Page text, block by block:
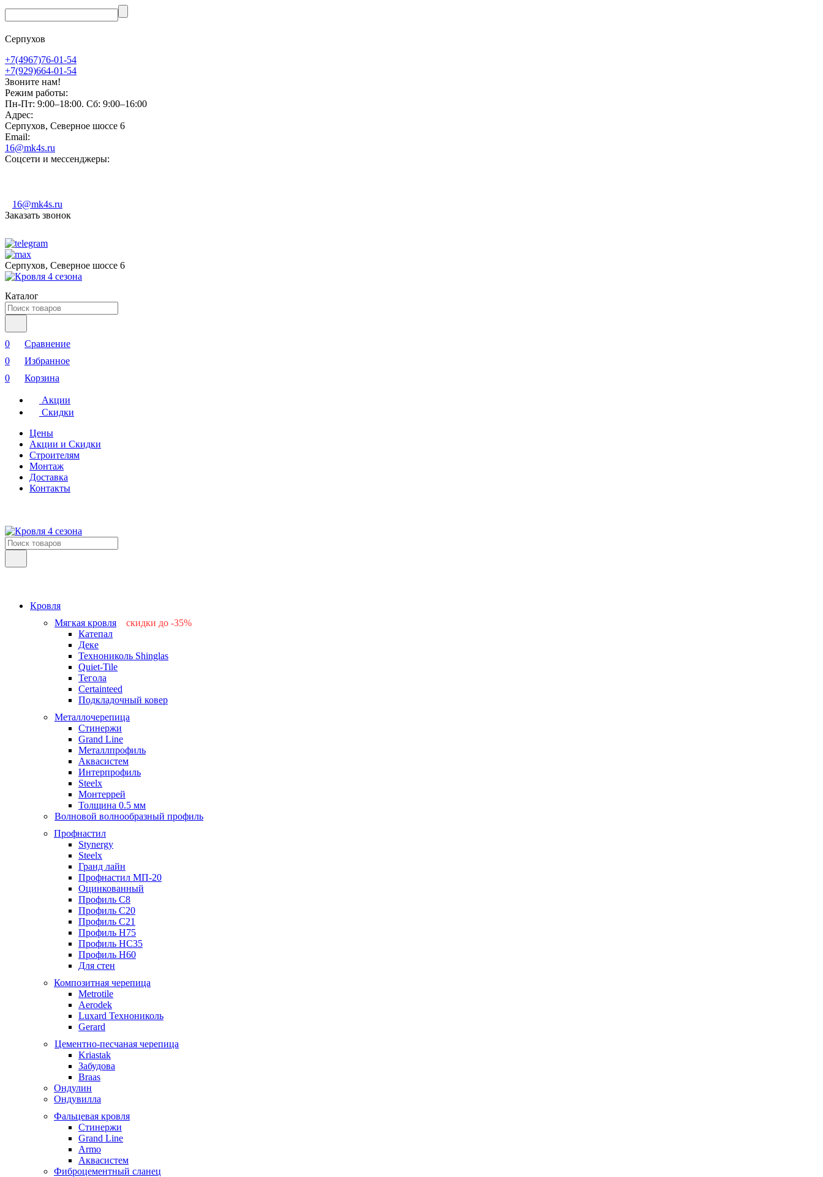
Серпухов
+7(4967)76-01-54
+7(929)664-01-54
Звоните нам!
Режим работы:
Пн-Пт: 9:00–18:00. Сб: 9:00–16:00
Адрес:
Серпухов, Северное шоссе 6
Email:
16@mk4s.ru
Соцсети и мессенджеры:
16@mk4s.ru
Заказать звонок
Серпухов, Северное шоссе 6
Каталог
0
Сравнение
0
Избранное
0
Корзина
Акции
Скидки
Цены
Акции и Скидки
Строителям
Монтаж
Доставка
Контакты
Кровля
Мягкая кровля
скидки до -35%
Катепал
Деке
Технониколь Shinglas
Quiet-Tile
Тегола
Certainteed
Подкладочный ковер
Металлочерепица
Стинержи
Grand Line
Металлпрофиль
Аквасистем
Интерпрофиль
Steelx
Монтеррей
Толщина 0.5 мм
Волновой волнообразный профиль
Профнастил
Stynergy
Steelx
Гранд лайн
Профнастил МП-20
Оцинкованный
Профиль С8
Профиль С20
Профиль С21
Профиль Н75
Профиль НС35
Профиль Н60
Для стен
Композитная черепица
Metrotile
Aerodek
Luxard Технониколь
Gerard
Цементно-песчаная черепица
Kriastak
Забудова
Braas
Ондулин
Ондувилла
Фальцевая кровля
Стинержи
Grand Line
Armo
Аквасистем
Фиброцементный сланец